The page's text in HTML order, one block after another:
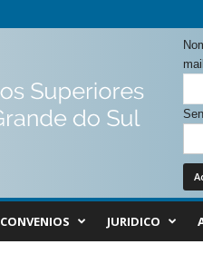
mail
CONVENIOS JURIDICO